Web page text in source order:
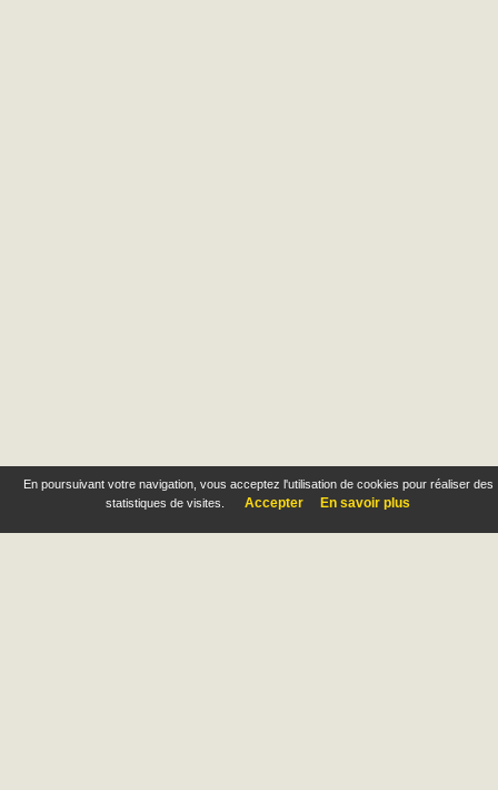
En poursuivant votre navigation, vous acceptez l'utilisation de cookies pour réaliser des
statistiques de visites.
Accepter En savoir plus